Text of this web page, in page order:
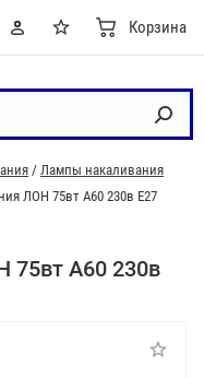
Корзина
/ Лампы накаливания
ЛОН 75вт A60 230в E27
75вт A60 230в